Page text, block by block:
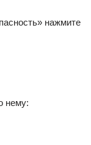
нажмите
нему: